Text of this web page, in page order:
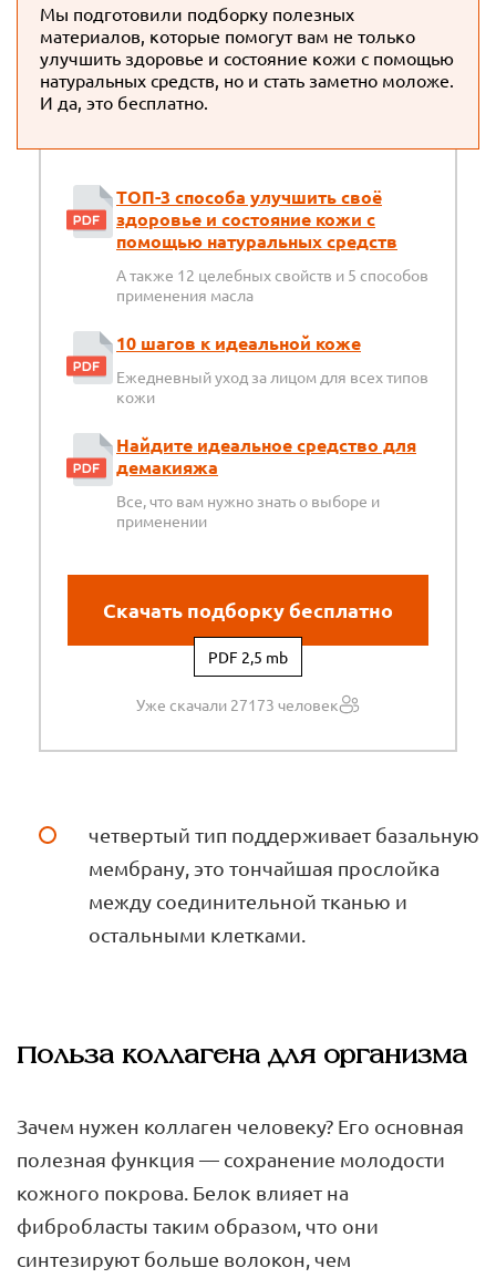
Мы подготовили подборку полезных
материалов, которые помогут вам не только
улучшить здоровье и состояние кожи с помощью
натуральных средств, но и стать заметно моложе.
И да, это бесплатно.
ТОП-3 способа улучшить своё
здоровье и состояние кожи с
помощью натуральных средств
А также 12 целебных свойств и 5 способов
применения масла
10 шагов к идеальной коже
Ежедневный уход за лицом для всех типов
кожи
Найдите идеальное средство для
демакияжа
Все, что вам нужно знать о выборе и
применении
Скачать подборку бесплатно
PDF 2,5 mb
Уже скачали 27173 человек
четвертый тип поддерживает базальную
мембрану, это тончайшая прослойка
между соединительной тканью и
остальными клетками.
Польза коллагена для организма
Зачем нужен коллаген человеку? Его основная
полезная функция — сохранение молодости
кожного покрова. Белок влияет на
фибробласты таким образом, что они
синтезируют больше волокон, чем